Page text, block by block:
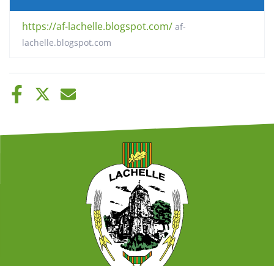
https://af-lachelle.blogspot.com/ af-
lachelle.blogspot.com